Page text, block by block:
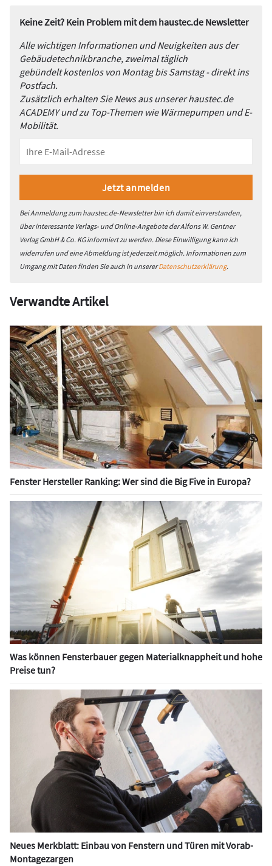
Keine Zeit? Kein Problem mit dem haustec.de Newsletter
Alle wichtigen Informationen und Neuigkeiten aus der
Gebäudetechnikbranche, zweimal täglich
gebündelt kostenlos von Montag bis Samstag - direkt ins
Postfach.
Zusätzlich erhalten Sie News aus unserer haustec.de
ACADEMY und zu Top-Themen wie Wärmepumpen und E-
Mobilität.
Bei Anmeldung zum haustec.de-Newsletter bin ich damit einverstanden,
über interessante Verlags- und Online-Angebote der Alfons W. Gentner
Verlag GmbH & Co. KG informiert zu werden. Diese Einwilligung kann ich
widerrufen und eine Abmeldung ist jederzeit möglich. Informationen zum
Umgang mit Daten finden Sie auch in unsererDatenschutzerklärung.
Verwandte Artikel
Fenster Hersteller Ranking: Wer sind die Big Five in Europa?
Was können Fensterbauer gegen Materialknappheit und hohe
Preise tun?
Neues Merkblatt: Einbau von Fenstern und Türen mit Vorab-
Montagezargen